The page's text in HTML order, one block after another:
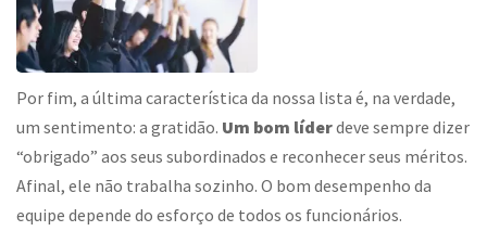
Por fim, a última característica da nossa lista é, na verdade,
um sentimento: a gratidão. Um bom líderdeve sempre dizer
“obrigado” aos seus subordinados e reconhecer seus méritos.
Afinal, ele não trabalha sozinho. O bom desempenho da
equipe depende do esforço de todos os funcionários.